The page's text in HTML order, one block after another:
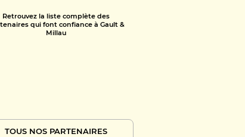
Retrouvez la liste complète des
qui font confiance à Gault &
Millau
TOUS NOS PARTENAIRES